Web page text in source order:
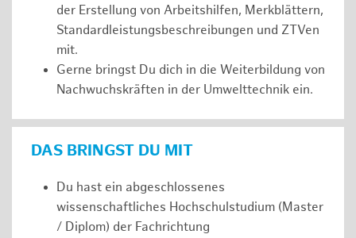
der Erstellung von Arbeitshilfen, Merkblättern,
Standardleistungsbeschreibungen und ZTVen
mit.
Gerne bringst Du dich in die Weiterbildung von
Nachwuchskräften in der Umwelttechnik ein.
DAS BRINGST DU MIT
Du hast ein abgeschlossenes
wissenschaftliches Hochschulstudium (Master
/ Diplom) der Fachrichtung